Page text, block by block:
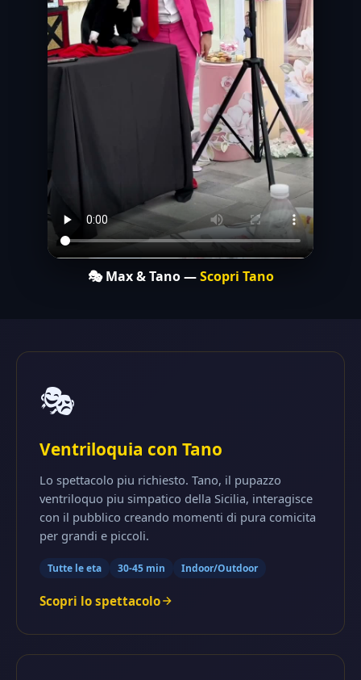
🎭 Max & Tano —Scopri Tano
🎭
Ventriloquia con Tano
Lo spettacolo piu richiesto. Tano, il pupazzo
ventriloquo piu simpatico della Sicilia, interagisce
con il pubblico creando momenti di pura comicita
per grandi e piccoli.
Tutte le eta 30-45 min Indoor/Outdoor
Scopri lo spettacolo